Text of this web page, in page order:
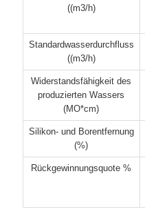
((m3/h)
Standardwasserdurchfluss
((m3/h)
Widerstandsfähigkeit des
produzierten Wassers
(MO*cm)
Silikon- und Borentfernung
(%)
Rückgewinnungsquote %